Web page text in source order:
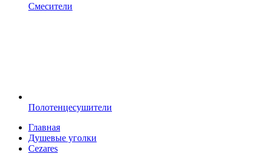
Смесители
Полотенцесушители
Главная
Душевые уголки
Cezares